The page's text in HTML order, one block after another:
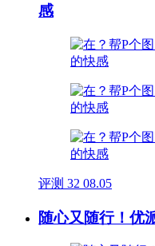
感
评测 32 08.05
随心又随行！优